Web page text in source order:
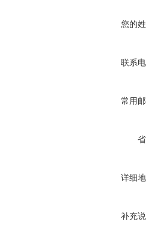
您的
联系
常用
详细
补充